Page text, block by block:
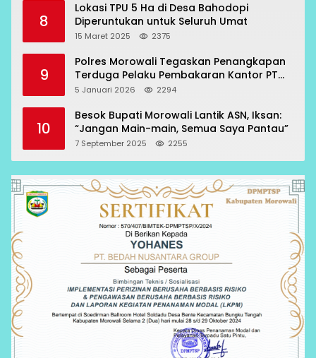
8
Lokasi TPU 5 Ha di Desa Bahodopi
Diperuntukan untuk Seluruh Umat
15 Maret 2025 2375
9
Polres Morowali Tegaskan Penangkapan
Terduga Pelaku Pembakaran Kantor PT
RCP Sesuai Prosedur
5 Januari 2026 2294
10
Besok Bupati Morowali Lantik ASN, Iksan:
“Jangan Main-main, Semua Saya Pantau”
7 September 2025 2255